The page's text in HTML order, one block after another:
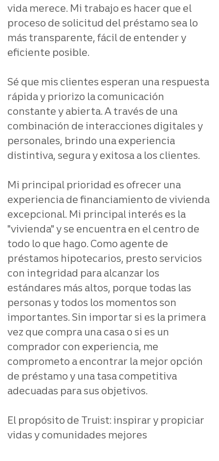
vida merece. Mi trabajo es hacer que el
proceso de solicitud del préstamo sea lo
más transparente, fácil de entender y
eficiente posible.
Sé que mis clientes esperan una respuesta
rápida y priorizo la comunicación
constante y abierta. A través de una
combinación de interacciones digitales y
personales, brindo una experiencia
distintiva, segura y exitosa a los clientes.
Mi principal prioridad es ofrecer una
experiencia de financiamiento de vivienda
excepcional. Mi principal interés es la
"vivienda" y se encuentra en el centro de
todo lo que hago. Como agente de
préstamos hipotecarios, presto servicios
con integridad para alcanzar los
estándares más altos, porque todas las
personas y todos los momentos son
importantes. Sin importar si es la primera
vez que compra una casa o si es un
comprador con experiencia, me
comprometo a encontrar la mejor opción
de préstamo y una tasa competitiva
adecuadas para sus objetivos.
El propósito de Truist: inspirar y propiciar
vidas y comunidades mejores